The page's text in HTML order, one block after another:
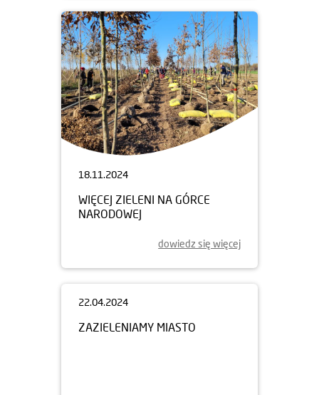
18.11.2024
WIĘCEJ ZIELENI NA GÓRCE
NARODOWEJ
dowiedz się więcej